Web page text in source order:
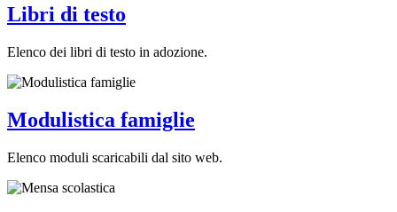
Libri di testo
Elenco dei libri di testo in adozione.
Modulistica famiglie
Elenco moduli scaricabili dal sito web.